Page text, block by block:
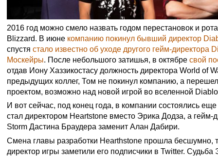
2016 год можно смело назвать годом перестановок и
Blizzard. В июне компанию покинул бывший директор
спустя стало известно об уходе другого гейм-
Москейры. После небольшого затишья, в октябре свой
отдав Иону Хаззикостасу должность директора World of
предыдущих коллег, Том не покинул компанию, а
проектом, возможно над новой игрой во вселенной
И вот сейчас, под конец года, в компании состоялись
стал директором Heartstone вместо Эрика Додза, а гейм-
Storm Дастина Браудера заменит Алан Дабири.
Смена главы разработки Hearthstone прошла бесшумно,
директор игры заметили его подписчики в Twitter.